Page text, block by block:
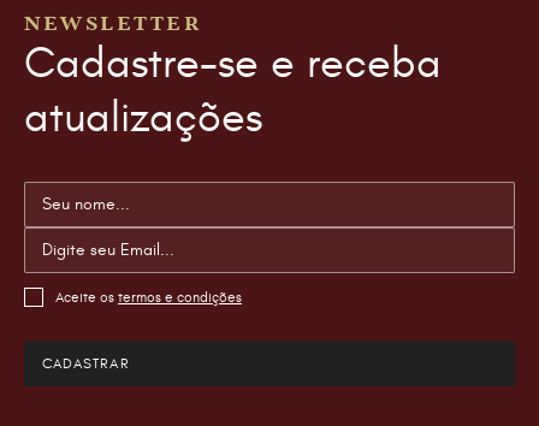
NEWSLETTER
Cadastre-se e receba
atualizações
Aceite os termos e condições